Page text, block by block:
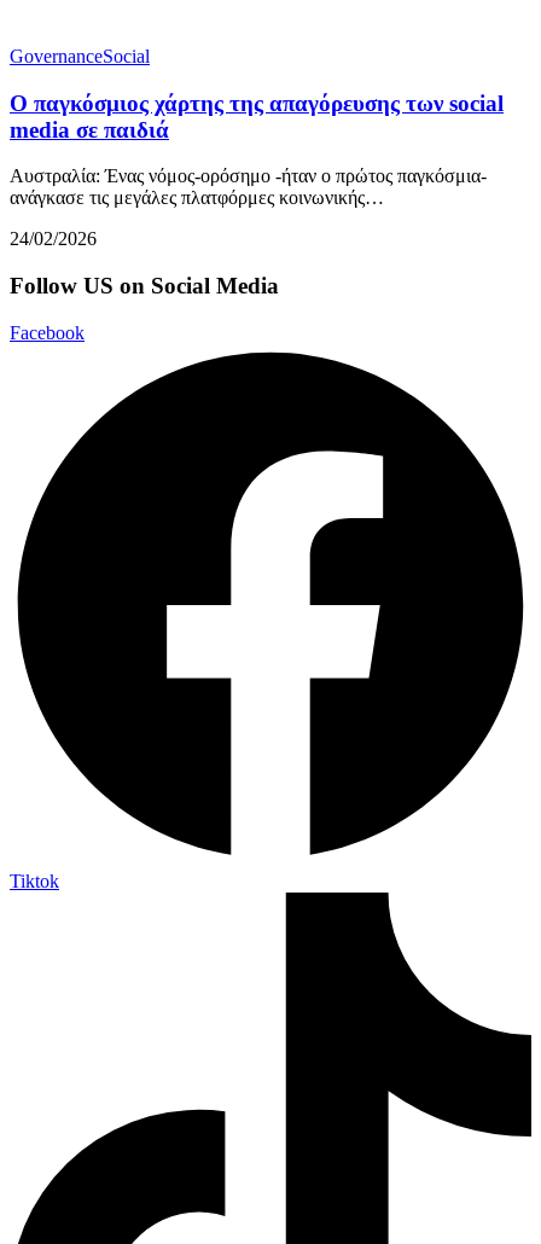
GovernanceSocial
Ο παγκόσμιος χάρτης της απαγόρευσης των social
media σε παιδιά
Αυστραλία: Ένας νόμος-ορόσημο -ήταν ο πρώτος παγκόσμια-
ανάγκασε τις μεγάλες πλατφόρμες κοινωνικής…
24/02/2026
Follow US on Social Media
Facebook
Tiktok